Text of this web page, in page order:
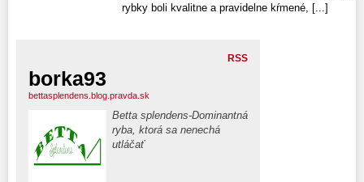
rybky boli kvalitne a pravidelne kŕmené, [...]
RSS
borka93
bettasplendens.blog.pravda.sk
Betta splendens-Dominantná
ryba, ktorá sa nenechá
utláčať